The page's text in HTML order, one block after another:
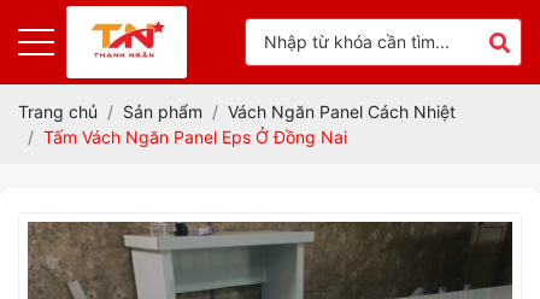
Trang chủ Sản phẩm
Vách Ngăn Panel Cách Nhiệt
Tấm Vách Ngăn Panel Eps Ở Đồng Nai